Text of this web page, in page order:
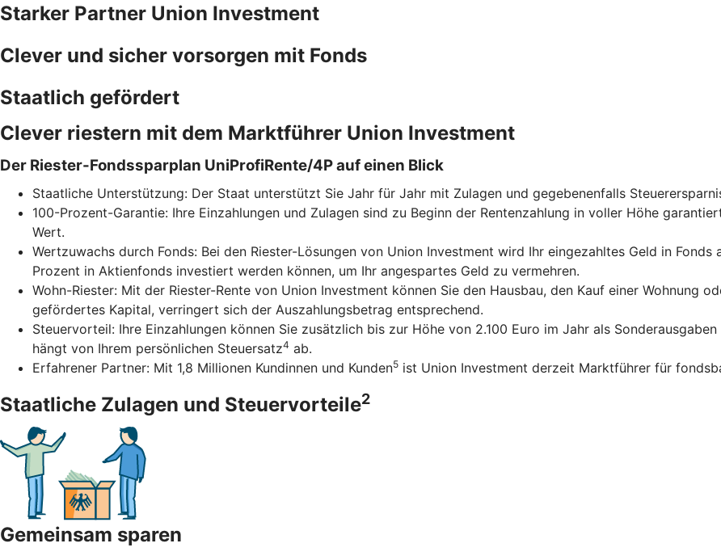
Starker Partner Union Investment
Clever und sicher vorsorgen mit Fonds
Staatlich gefördert
Clever riestern mit dem Marktführer Union Investment
Der Riester-Fondssparplan UniProfiRente/4P auf einen Blick
Staatliche Unterstützung: Der Staat unterstützt Sie Jahr für Jahr mit Zulagen und gegebenenfalls
100-Prozent-Garantie: Ihre Einzahlungen und Zulagen sind zu Beginn der Rentenzahlung in voller Höhe
Wert.
Wertzuwachs durch Fonds: Bei den Riester-Lösungen von Union Investment wird Ihr eingezahltes Geld in
Prozent in Aktienfonds investiert werden können, um Ihr angespartes Geld zu vermehren.
Wohn-Riester: Mit der Riester-Rente von Union Investment können Sie den Hausbau, den Kauf einer Wohnung
gefördertes Kapital, verringert sich der Auszahlungsbetrag entsprechend.
Steuervorteil: Ihre Einzahlungen können Sie zusätzlich bis zur Höhe von 2.100 Euro im Jahr als
hängt von Ihrem persönlichen Steuersatz4 ab.
Erfahrener Partner: Mit 1,8 Millionen Kundinnen und Kunden5 ist Union Investment derzeit Marktführer für
Staatliche Zulagen und Steuervorteile2
Gemeinsam sparen